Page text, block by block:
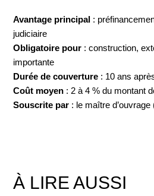
Avantage principal :
judiciaire
Obligatoire pour : construction,
importante
Durée de couverture : 10 ans
Coût moyen : 2 à 4 % du montant
Souscrite par : le maître d’ouvrage
À LIRE AUSSI